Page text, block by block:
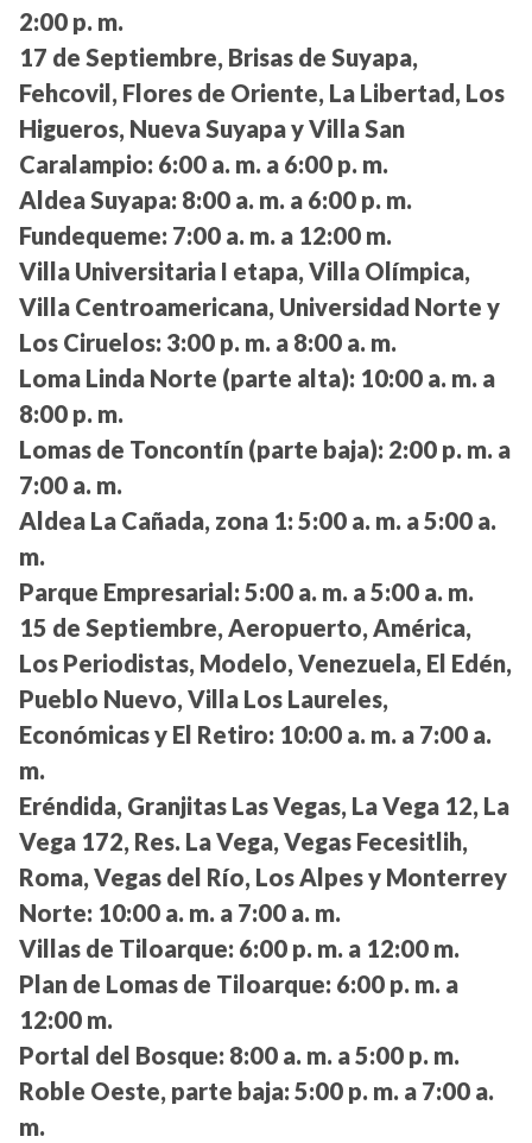
2:00 p. m.
17 de Septiembre, Brisas de Suyapa,
Fehcovil, Flores de Oriente, La Libertad, Los
Higueros, Nueva Suyapa y Villa San
Caralampio: 6:00 a. m. a 6:00 p. m.
Aldea Suyapa: 8:00 a. m. a 6:00 p. m.
Fundequeme: 7:00 a. m. a 12:00 m.
Villa Universitaria I etapa, Villa Olímpica,
Villa Centroamericana, Universidad Norte y
Los Ciruelos: 3:00 p. m. a 8:00 a. m.
Loma Linda Norte (parte alta): 10:00 a. m. a
8:00 p. m.
Lomas de Toncontín (parte baja): 2:00 p. m. a
7:00 a. m.
Aldea La Cañada, zona 1: 5:00 a. m. a 5:00 a.
m.
Parque Empresarial: 5:00 a. m. a 5:00 a. m.
15 de Septiembre, Aeropuerto, América,
Los Periodistas, Modelo, Venezuela, El Edén,
Pueblo Nuevo, Villa Los Laureles,
Económicas y El Retiro: 10:00 a. m. a 7:00 a.
m.
Eréndida, Granjitas Las Vegas, La Vega 12, La
Vega 172, Res. La Vega, Vegas Fecesitlih,
Roma, Vegas del Río, Los Alpes y Monterrey
Norte: 10:00 a. m. a 7:00 a. m.
Villas de Tiloarque: 6:00 p. m. a 12:00 m.
Plan de Lomas de Tiloarque: 6:00 p. m. a
12:00 m.
Portal del Bosque: 8:00 a. m. a 5:00 p. m.
Roble Oeste, parte baja: 5:00 p. m. a 7:00 a.
m.